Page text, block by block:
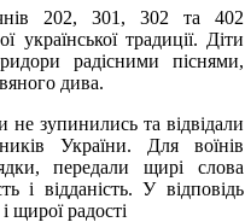
202, 301, 302 та 402
української традиції. Діти
радісними піснями,
дива.
зупинились та відвідали
України. Для воїнів
передали щирі слова
і відданість. У відповідь
щирої радості